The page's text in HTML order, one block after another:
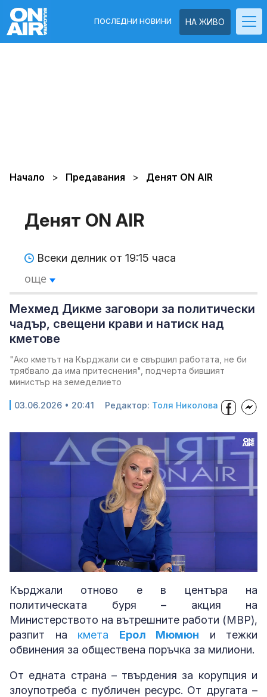
НА ЖИВО
ПОСЛЕДНИ НОВИНИ
Начало Предавания Денят ON AIR
Денят ON AIR
Всеки делник от 19:15 часа
още
Мехмед Дикме заговори за политически
чадър, свещени крави и натиск над
кметове
"Ако кметът на Кърджали си е свършил работата, не би
трябвало да има притеснения", подчерта бившият
министър на земеделието
03.06.2026 • 20:41 Редактор: Толя Николова
Unmute Loaded:
5.03%
Кърджали отново е в центъра на
политическата буря – акция на
Министерството на вътрешните работи (МВР),
разпит на кмета Ерол Мюмюн и тежки
обвинения за обществена поръчка за милиони.
От едната страна – твърдения за корупция и
злоупотреба с публичен ресурс. От другата –